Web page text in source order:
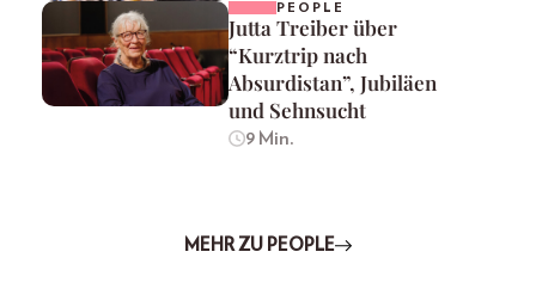
PEOPLE
Jutta Treiber über
“Kurztrip nach
Absurdistan”, Jubiläen
und Sehnsucht
9 Min.
MEHR ZU PEOPLE